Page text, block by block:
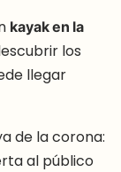
kayak en la
los
llegar
de la corona:
al público